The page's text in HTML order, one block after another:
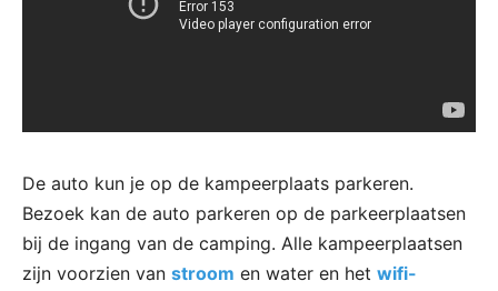
De auto kun je op de kampeerplaats parkeren.
Bezoek kan de auto parkeren op de parkeerplaatsen
bij de ingang van de camping. Alle kampeerplaatsen
zijn voorzien van stroom en water en het wifi-